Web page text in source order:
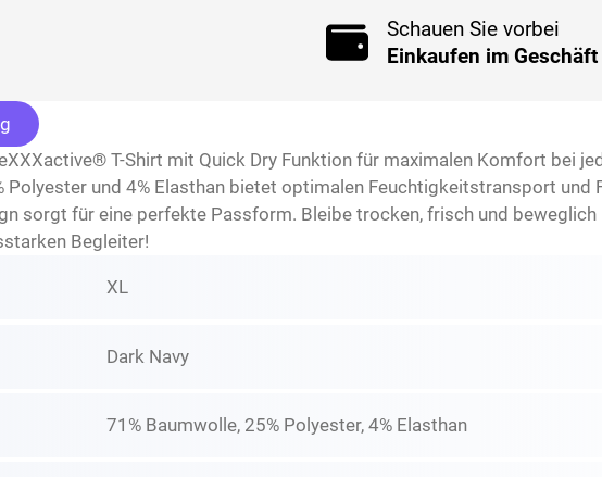
Schauen Sie vorbei
Einkaufen im Geschäft
T-Shirt mit Quick Dry Funktion für maximalen Komfort bei
Polyester und 4% Elasthan bietet optimalen Feuchtigkeitstransport
sorgt für eine perfekte Passform. Bleibe trocken, frisch und
Begleiter!
XL
Dark Navy
71% Baumwolle, 25% Polyester, 4% Elasthan